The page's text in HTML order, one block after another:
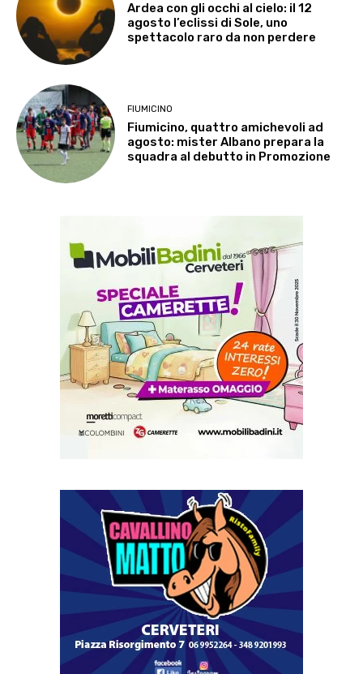
Ardea con gli occhi al cielo: il 12
agosto l’eclissi di Sole, uno
spettacolo raro da non perdere
FIUMICINO
Fiumicino, quattro amichevoli ad
agosto: mister Albano prepara la
squadra al debutto in Promozione